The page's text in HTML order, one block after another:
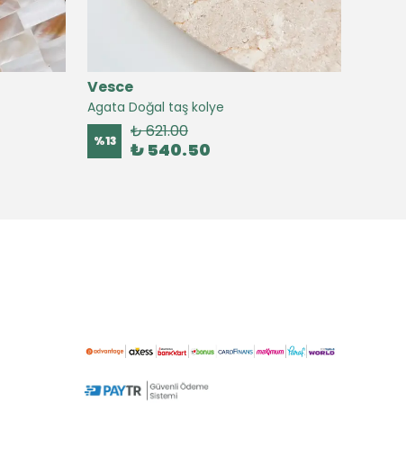
Vesce
Agata Doğal taş kolye
%13 ₺ 621.00
₺ 540.50